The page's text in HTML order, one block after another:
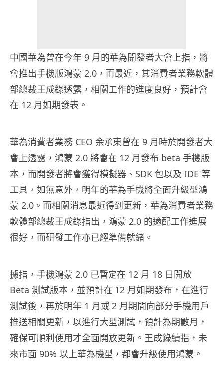
中國華為曾在今年 9 月的華為開發者大會上指，將
會推出手機版鴻蒙 2.0，而最近，其消費者業務軟體
部總裁王成錄透露，相關工作的進度良好，預計會
在 12 月如期發表。
華為消費者業務 CEO 余承東曾在 9 月時於開發者大
會上透露，鴻蒙 2.0 將會在 12 月發布 beta 手機版
本，而開發者將會獲得模擬器、SDK 包以及 IDE 等
工具，如無意外，明年的華為手機將全面升級型鴻
蒙 2.0。而相關消息最近得到更新，華為消費者業務
軟體部總裁王成錄指出，鴻蒙 2.0 的適配工作進展
很好，而研發工作亦已經準備就緒。
據指，手機鴻蒙 2.0 已暫定在 12 月 18 日開放
Beta 測試版本，並預計在 12 月如期發布，在進行
測試後，再於明年 1 月或 2 月期間向部分手機用戶
推送相關更新，以進行大型測試，預計為期數月，
確保可順利使用才全面開放更新。王成錄續指，未
來市面 90% 以上華為機型，都會升級使用鴻蒙。